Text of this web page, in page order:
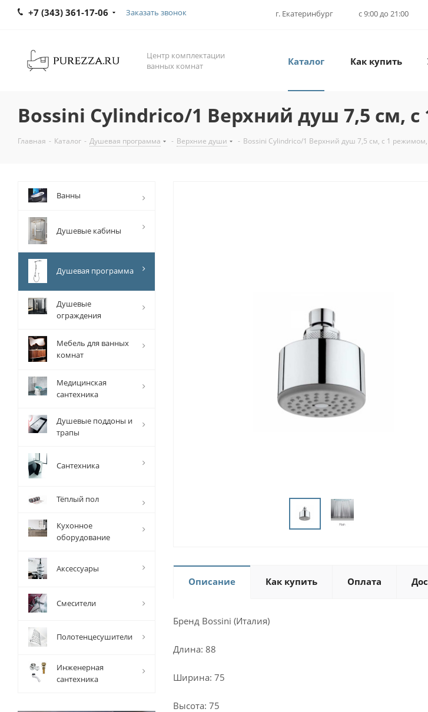
+7 (343) 361-17-06 Заказать звонок г. Екатеринбург с 9:00 до 21:00
Центр комплектации
ванных комнат
Каталог Как купить
Bossini Cylindrico/1 Верхний душ 7,5 см,
Главная - Каталог - Душевая программа - Верхние души - Bossini Cylindrico/1 Верхний душ 7,5 см, с 1 режимом,
Описание Как купить Оплата
Бренд Bossini (Италия)
Длина: 88
Ширина: 75
Высота: 75
Ванны
Душевые кабины
Душевая программа
Душевые
ограждения
Мебель для ванных
комнат
Медицинская
сантехника
Душевые поддоны и
трапы
Сантехника
Тёплый пол
Кухонное
оборудование
Аксессуары
Смесители
Полотенцесушители
Инженерная
сантехника